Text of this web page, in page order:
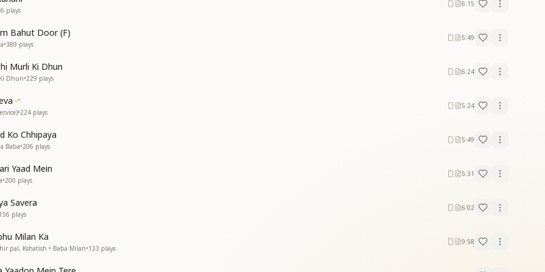
को भाए मेरी
छाव में
जाए
जाए
छाव में
plays
6:15
Bahut Door (F)
•389 plays
5:49
Murli Ki Dhun
Dhun•229 plays
6:24
•224 plays
5:24
Ko Chhipaya
Baba•206 plays
5:49
Yaad Mein
•200 plays
5:31
Savera
156 plays
6:02
Milan Ka
pal, Kshatish • Baba Milan•133 plays
9:58